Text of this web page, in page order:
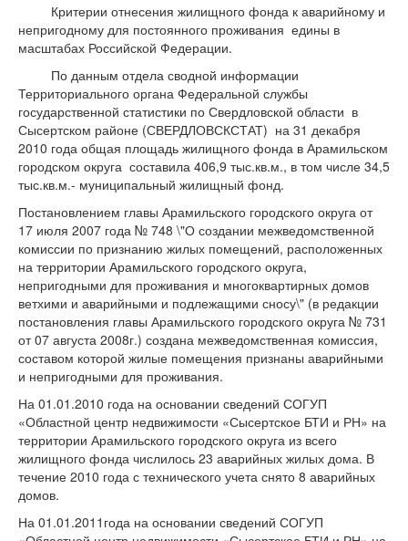
Критерии отнесения жилищного фонда к аварийному и
непригодному для постоянного проживания едины в
масштабах Российской Федерации.
По данным отдела сводной информации
Территориального органа Федеральной службы
государственной статистики по Свердловской области в
Сысертском районе (СВЕРДЛОВСКСТАТ) на 31 декабря
2010 года общая площадь жилищного фонда в Арамильском
городском округа составила 406,9 тыс.кв.м., в том числе 34,5
тыс.кв.м.- муниципальный жилищный фонд.
Постановлением главы Арамильского городского округа от
17 июля 2007 года № 748 \"О создании межведомственной
комиссии по признанию жилых помещений, расположенных
на территории Арамильского городского округа,
непригодными для проживания и многоквартирных домов
ветхими и аварийными и подлежащими сносу\" (в редакции
постановления главы Арамильского городского округа № 731
от 07 августа 2008г.) создана межведомственная комиссия,
составом которой жилые помещения признаны аварийными
и непригодными для проживания.
На 01.01.2010 года на основании сведений СОГУП
«Областной центр недвижимости «Сысертское БТИ и РН» на
территории Арамильского городского округа из всего
жилищного фонда числилось 23 аварийных жилых дома. В
течение 2010 года с технического учета снято 8 аварийных
домов.
На 01.01.2011года на основании сведений СОГУП